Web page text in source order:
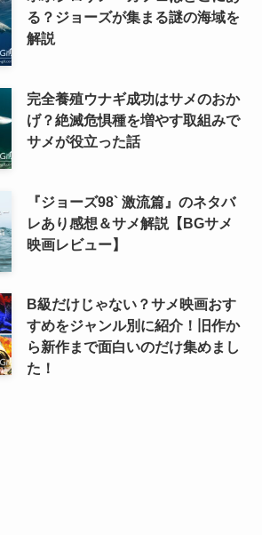
る？ジョーズが集まる謎の海域を
解説
完全養殖ウナギ成功はサメのおか
げ？絶滅危惧種を増やす取組みで
サメが役立った話
『ジョーズ98` 激流篇』のネタバ
レあり感想＆サメ解説【BGサメ
映画レビュー】
B級だけじゃない？サメ映画おす
すめをジャンル別に紹介！旧作か
ら新作まで面白いのだけ集めまし
た！